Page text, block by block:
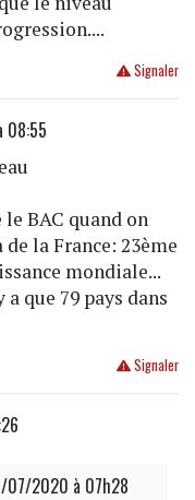
Signaler
08:55
BAC quand on
la France: 23ème
mondiale...
que 79 pays dans
Signaler
07/2020 à 07h28